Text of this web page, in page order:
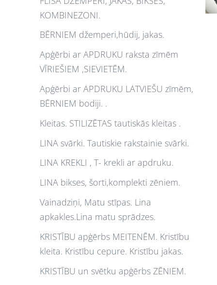
KOMBINEZONI.
BĒRNIEM džemperi,hūdij, jakas.
Apģērbi ar APDRUKU raksta zīmēm
VĪRIEŠIEM ,SIEVIETĒM.
Apģērbi ar APDRUKU LATVIEŠU zīmēm,
BĒRNIEM bodiji. .
Kleitas. STILIZĒTAS tautiskās kleitas .
LINA svārki. Tautiskie rakstainie svārki.
LINA KREKLI , T- krekli ar apdruku.
LINA bikses, šorti,komplekti zēniem.
Vainadziņi, Matu stīpas. Lina
apkakles.Lina matu sprādzes.
KRISTĪBU apģērbs MEITENĒM. Kristību
kleita. Kristību cepure. Kristību jakas.
KRISTĪBU un svētku apģērbs ZĒNIEM.